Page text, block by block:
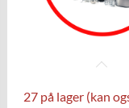
27 på lager (kan